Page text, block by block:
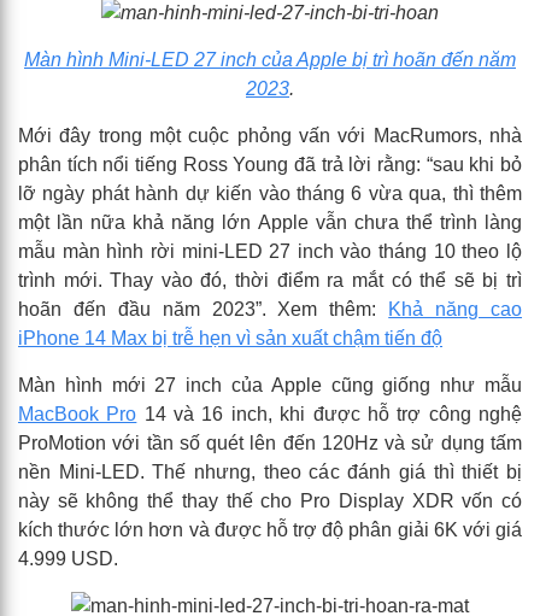
Màn hình Mini-LED 27 inch của Apple bị trì hoãn đến năm
2023.
Mới đây trong một cuộc phỏng vấn với MacRumors, nhà
phân tích nổi tiếng Ross Young đã trả lời rằng: “sau khi bỏ
lỡ ngày phát hành dự kiến vào tháng 6 vừa qua, thì thêm
một lần nữa khả năng lớn Apple vẫn chưa thể trình làng
mẫu màn hình rời mini-LED 27 inch vào tháng 10 theo lộ
trình mới. Thay vào đó, thời điểm ra mắt có thể sẽ bị trì
hoãn đến đầu năm 2023”. Xem thêm:
Khả năng cao
iPhone 14 Max bị trễ hẹn vì sản xuất chậm tiến độ
Màn hình mới 27 inch của Apple cũng giống như mẫu
MacBook Pro 14 và 16 inch, khi được hỗ trợ công nghệ
ProMotion với tần số quét lên đến 120Hz và sử dụng tấm
nền Mini-LED. Thế nhưng, theo các đánh giá thì thiết bị
này sẽ không thể thay thế cho Pro Display XDR vốn có
kích thước lớn hơn và được hỗ trợ độ phân giải 6K với giá
4.999 USD.